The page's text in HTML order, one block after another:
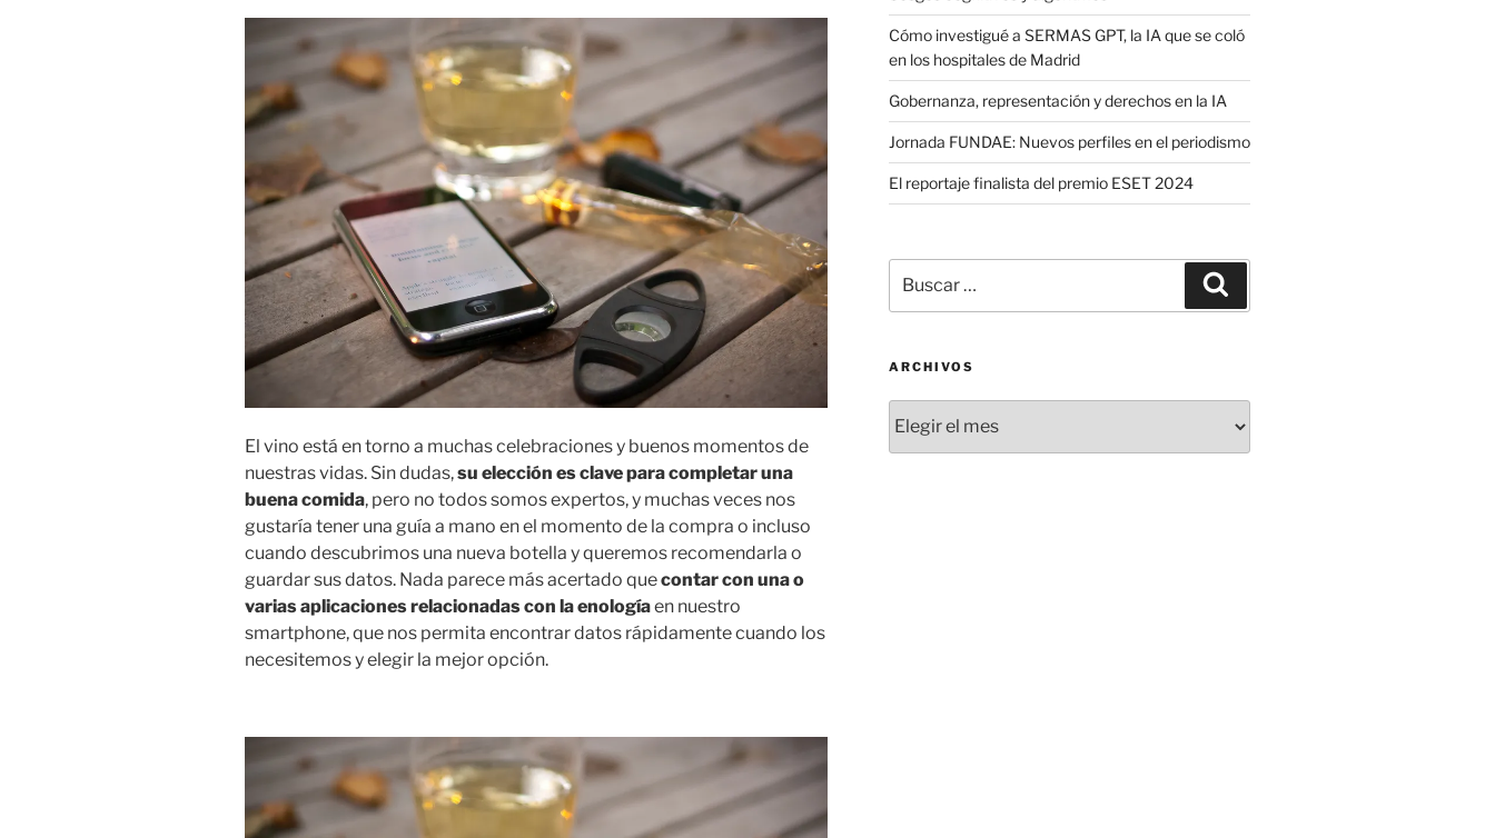
El vino está en torno a muchas celebraciones y buenos momentos de
nuestras vidas. Sin dudas,su elección es clave para completar una
buena comida, pero no todos somos expertos, y muchas veces nos
gustaría tener una guía a mano en el momento de la compra o incluso
cuando descubrimos una nueva botella y queremos recomendarla o
guardar sus datos. Nada parece más acertado quecontar con una o
varias aplicaciones relacionadas con la enologíaen nuestro
smartphone, que nos permita encontrar datos rápidamente cuando los
necesitemos y elegir la mejor opción.
Cómo investigué a SERMAS GPT, la IA que se coló
en los hospitales de Madrid
Gobernanza, representación y derechos en la IA
Jornada FUNDAE: Nuevos perfiles en el periodismo
El reportaje finalista del premio ESET 2024
por:
ARCHIVOS